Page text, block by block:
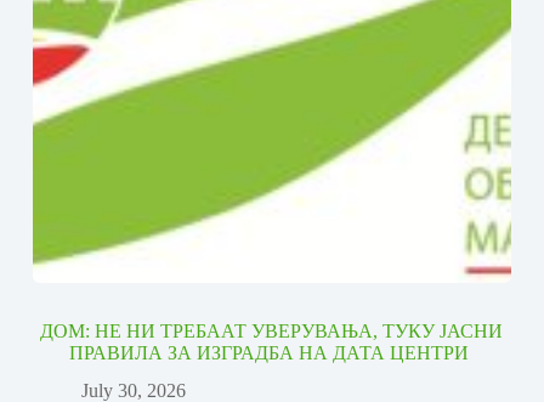
ДОМ: НЕ НИ ТРЕБААТ УВЕРУВАЊА, ТУКУ ЈАСНИ
ПРАВИЛА ЗА ИЗГРАДБА НА ДАТА ЦЕНТРИ
July 30, 2026